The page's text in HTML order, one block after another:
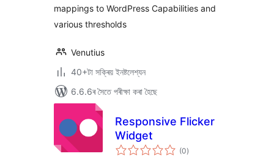
mappings to WordPress Capabilities and
various thresholds
Venutius
40+টা সক্ৰিয় ইনষ্টলেশ্যন
6.6.6ৰ সৈতে পৰীক্ষা কৰা হৈছে
Responsive Flicker
Widget
(0টা
মুঠ)